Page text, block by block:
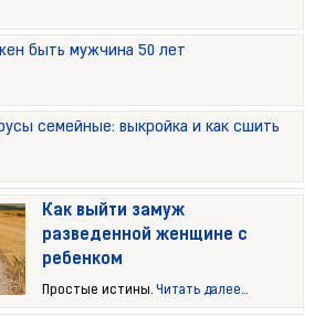
быть мужчина 50 лет
семейные: выкройка и как сшить
Как выйти замуж
разведенной женщине с
ребенком
Простые истины.Читать далее...